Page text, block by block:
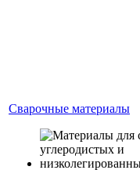
Сварочные материалы